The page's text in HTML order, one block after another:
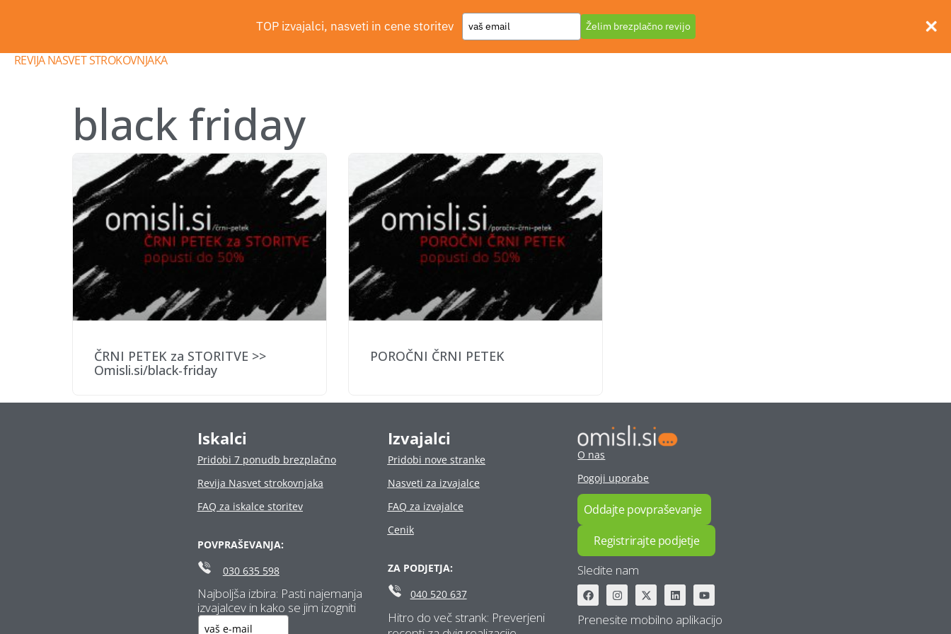
REVIJA NASVET STROKOVNJAKA
Dodajte svoje podjetje
black friday
ČRNI PETEK za STORITVE >>
Omisli.si/black-friday
POROČNI ČRNI PETEK
Iskalci
Pridobi 7 ponudb brezplačno
Revija Nasvet strokovnjaka
FAQ za iskalce storitev
POVPRAŠEVANJA:
030 635 598
Najboljša izbira: Pasti najemanja
izvajalcev in kako se jim izogniti
Izvajalci
Pridobi nove stranke
Nasveti za izvajalce
FAQ za izvajalce
Cenik
ZA PODJETJA:
040 520 637
Hitro do več strank: Preverjeni
O nas
Pogoji uporabe
Oddajte povpraševanje
Registrirajte podjetje
Sledite nam
Prenesite mobilno aplikacijo
TOP izvajalci, nasveti in cene storitev
Type
your
email
Želim brezplačno revijo